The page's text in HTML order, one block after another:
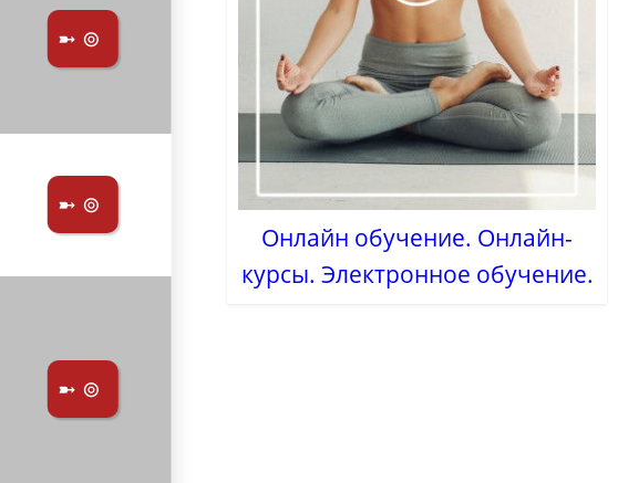
➼ ⊚
➼ ⊚
➼ ⊚
Онлайн обучение. Онлайн-
курсы. Электронное обучение.